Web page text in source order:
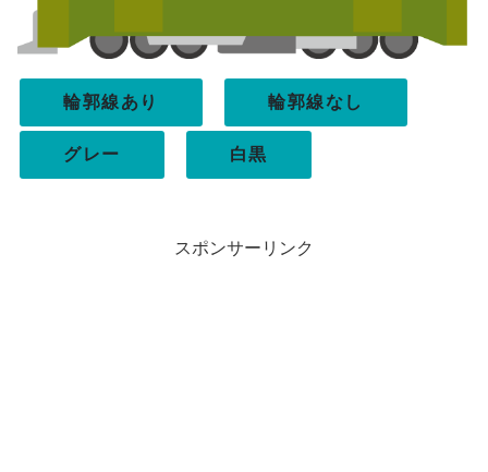
輪郭線あり 輪郭線なし
グレー 白黒
スポンサーリンク